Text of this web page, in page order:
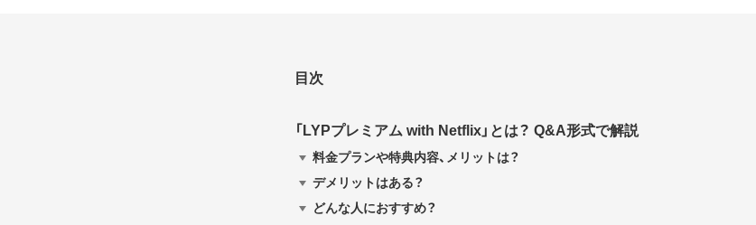
目次
「LYPプレミアム with Netflix」とは？ Q&A形式で解説
料金プランや特典内容、メリットは？
デメリットはある？
どんな人におすすめ？